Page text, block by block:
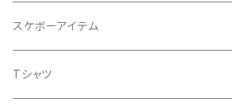
ノーマル
透明
グリッター
蓄光
Tシャツ
バッグ
スケボーアイテム
デッキテープ
Tシャツ